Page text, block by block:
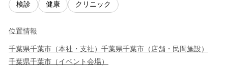
検診 健康 クリニック
位置情報
千葉県千葉市 （本社・支社 ） 千葉県千葉市 （ 店舗・民間施設 ）
千葉県千葉市 （ イベント会場）